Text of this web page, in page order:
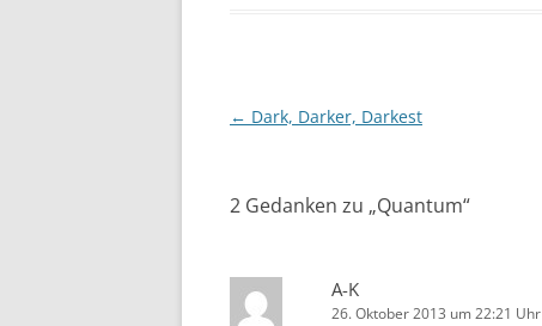
Beitragsnavigation
← Dark, Darker, Darkest
2 Gedanken zu „Quantum“
A-K
26. Oktober 2013 um 22:21 Uhr